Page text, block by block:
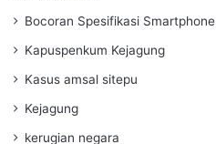
Bocoran Spesifikasi Smartphone
Kapuspenkum Kejagung
Kasus amsal sitepu
Kejagung
kerugian negara